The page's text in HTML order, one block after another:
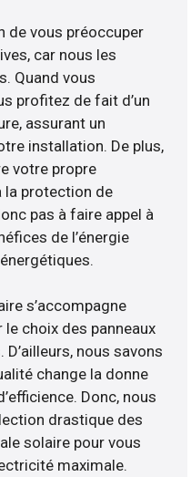
de vous préoccuper
car nous les
Quand vous
profitez de fait d’un
assurant un
installation. De plus,
votre propre
la protection de
pas à faire appel à
de l’énergie
s’accompagne
le choix des panneaux
nous savons
change la donne
Donc, nous
drastique des
solaire pour vous
maximale.